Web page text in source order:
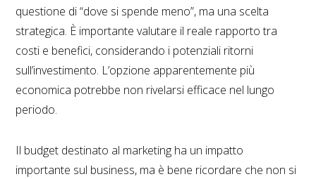
questione di “dove si spende meno”, ma una scelta
strategica. È importante valutare il reale rapporto tra
costi e benefici, considerando i potenziali ritorni
sull’investimento. L’opzione apparentemente più
economica potrebbe non rivelarsi efficace nel lungo
periodo.
Il budget destinato al marketing ha un impatto
importante sul business, ma è bene ricordare che non si